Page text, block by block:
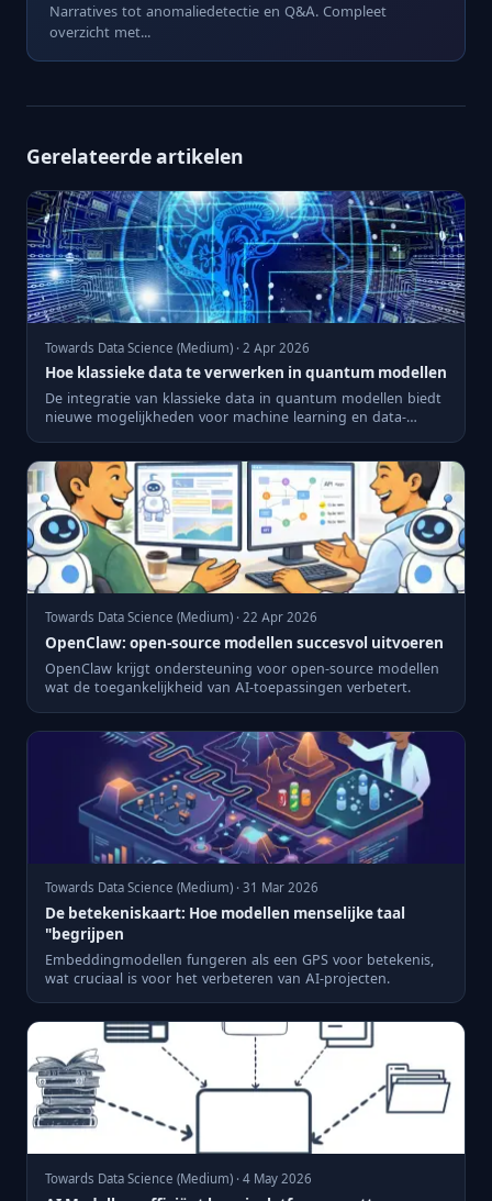
Narratives tot anomaliedetectie en Q&A. Compleet
overzicht met...
Gerelateerde artikelen
Towards Data Science (Medium) · 2 Apr 2026
Hoe klassieke data te verwerken in quantum modellen
De integratie van klassieke data in quantum modellen biedt
nieuwe mogelijkheden voor machine learning en data-
Towards Data Science (Medium) · 22 Apr 2026
OpenClaw: open-source modellen succesvol uitvoeren
OpenClaw krijgt ondersteuning voor open-source modellen
wat de toegankelijkheid van AI-toepassingen verbetert.
Towards Data Science (Medium) · 31 Mar 2026
De betekeniskaart: Hoe modellen menselijke taal
"begrijpen
Embeddingmodellen fungeren als een GPS voor betekenis,
wat cruciaal is voor het verbeteren van AI-projecten.
Towards Data Science (Medium) · 4 May 2026